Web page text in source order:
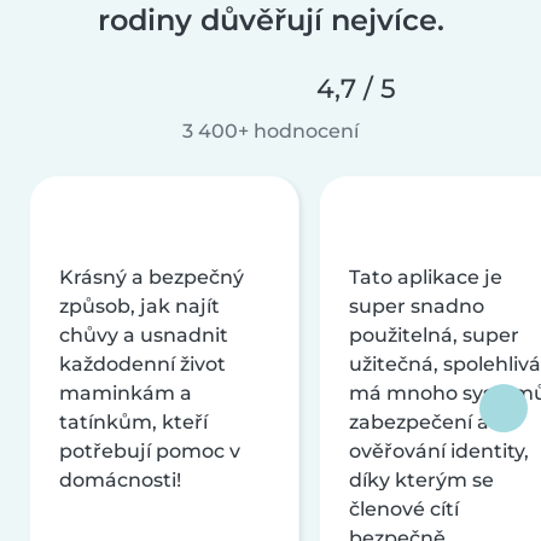
rodiny důvěřují nejvíce.
4,7 / 5
3 400+ hodnocení
Krásný a bezpečný
způsob, jak najít
chůvy a usnadnit
každodenní život
maminkám a
tatínkům, kteří
potřebují pomoc v
domácnosti!
Tato aplikace je
super snadno
použitelná, super
užitečná,
má mnoho
zabezpečení a
ověřování identity,
díky kterým se
členové cítí